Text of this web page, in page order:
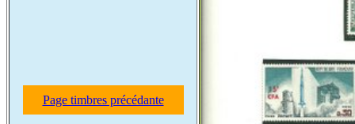
Page timbres précédante